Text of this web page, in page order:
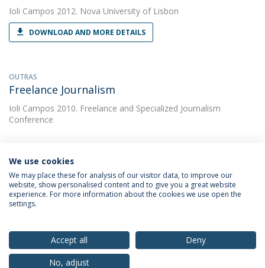
Ioli Campos 2012. Nova University of Lisbon
DOWNLOAD AND MORE DETAILS
OUTRAS
Freelance Journalism
Ioli Campos 2010. Freelance and Specialized Journalism
Conference
Política de Privacidade
Termos & Condições
We use cookies
We may place these for analysis of our visitor data, to improve our
website, show personalised content and to give you a great website
experience. For more information about the cookies we use open the
settings.
Accept all
Deny
No, adjust